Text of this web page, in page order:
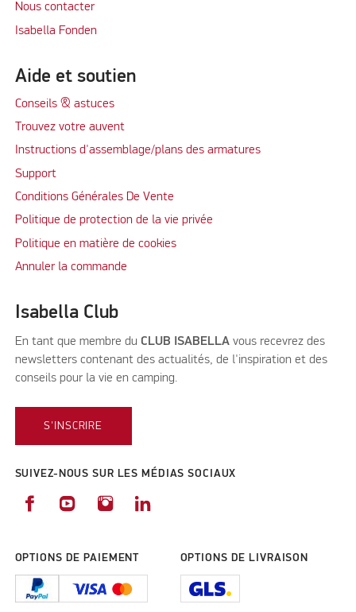
Nous contacter
Isabella Fonden
Aide et soutien
Conseils & astuces
Trouvez votre auvent
Instructions d'assemblage/plans des armatures
Support
Conditions Générales De Vente
Politique de protection de la vie privée
Politique en matière de cookies
Annuler la commande
Isabella Club
En tant que membre du CLUB ISABELLA vous recevrez des
newsletters contenant des actualités, de l'inspiration et des
conseils pour la vie en camping.
S'INSCRIRE
SUIVEZ-NOUS SUR LES MÉDIAS SOCIAUX
OPTIONS DE PAIEMENT OPTIONS DE LIVRAISON